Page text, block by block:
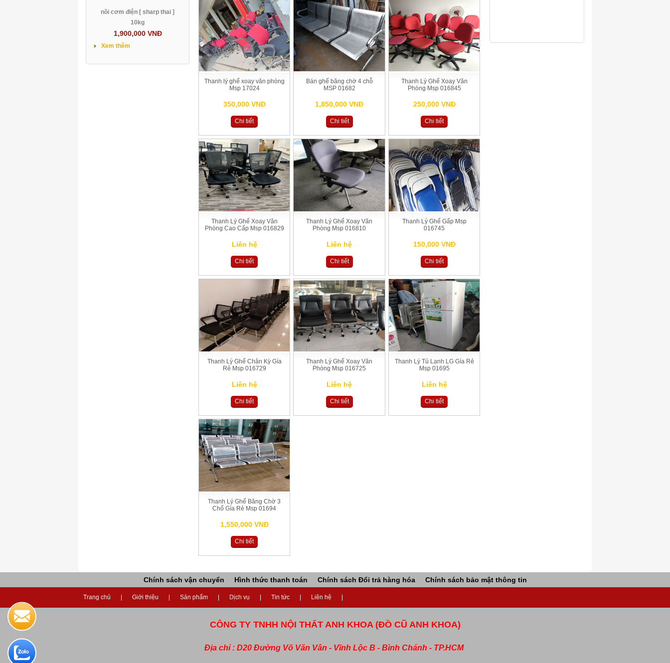
nồi cơm điện [ sharp thai ]
10kg
1,900,000 VNĐ
Xem thêm
Thanh lý ghế xoay văn phòng
Msp 17024
350,000 VNĐ
Chi tiết
Bán ghế băng chờ 4 chỗ
MSP 01682
1,850,000 VNĐ
Chi tiết
Thanh Lý Ghế Xoay Văn
Phòng Msp 016845
250,000 VNĐ
Chi tiết
Thanh Lý Ghế Xoay Văn
Phòng Cao Cấp Msp 016829
Liên hệ
Chi tiết
Thanh Lý Ghế Xoay Văn
Phòng Msp 016810
Liên hệ
Chi tiết
Thanh Lý Ghế Gấp Msp
016745
150,000 VNĐ
Chi tiết
Thanh Lý Ghế Chân Kỳ Gía
Rẻ Msp 016729
Liên hệ
Chi tiết
Thanh Lý Ghế Xoay Văn
Phòng Msp 016725
Liên hệ
Chi tiết
Thanh Lý Tủ Lạnh LG Gía Rẻ
Msp 01695
Liên hệ
Chi tiết
Thanh Lý Ghế Băng Chờ 3
Chổ Gía Rẻ Msp 01694
1,550,000 VNĐ
Chi tiết
Chính sách vận chuyển Hình thức thanh toán Chính sách Đổi trả hàng hóa Chính sách bảo mật thông tin
Trang chủ Giới thiệu Sản phẩm Dịch vụ Tin tức Liên hệ
CÔNG TY TNHH NỘI THẤT ANH KHOA (ĐỒ CŨ ANH KHOA)
Địa chỉ : D20 Đường Võ Văn Vân - Vĩnh Lộc B - Bình Chánh - TP.HCM